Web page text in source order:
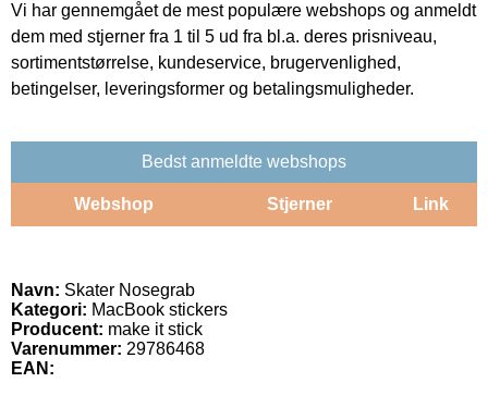
Vi har gennemgået de mest populære webshops og anmeldt
dem med stjerner fra 1 til 5 ud fra bl.a. deres prisniveau,
sortimentstørrelse, kundeservice, brugervenlighed,
betingelser, leveringsformer og betalingsmuligheder.
Bedst anmeldte webshops
Webshop Stjerner Link
Navn: Skater Nosegrab
Kategori: MacBook stickers
Producent: make it stick
Varenummer: 29786468
EAN: